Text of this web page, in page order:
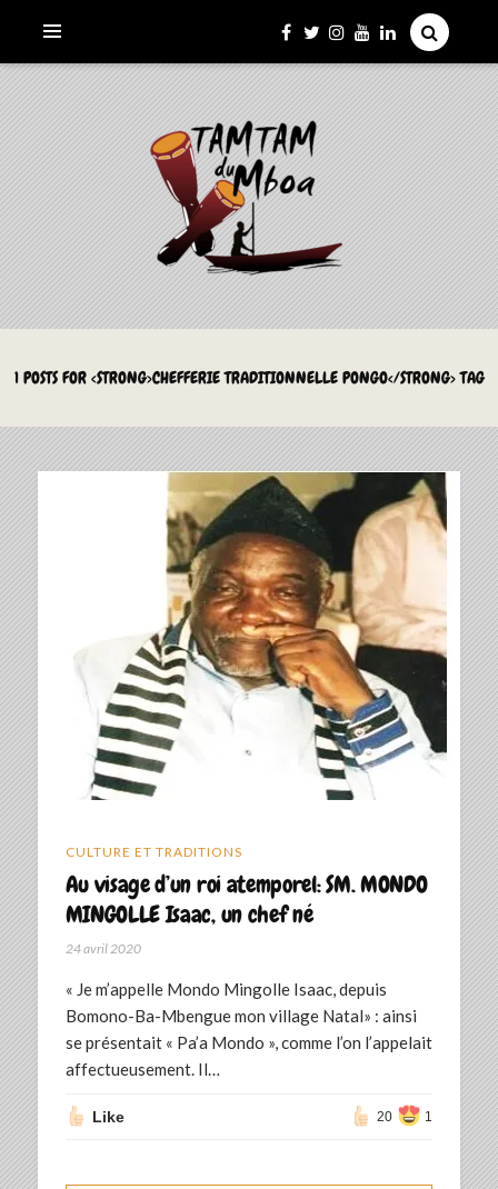
LE TAMTAM DU MBOA
La Culture du Mboa Dévoilée !
1 POSTS FOR <STRONG>CHEFFERIE TRADITIONNELLE PONGO</STRONG> TAG
CULTURE ET TRADITIONS
Au visage d’un roi atemporel: SM. MONDO
MINGOLLE Isaac, un chef né
24 avril 2020
« Je m’appelle Mondo Mingolle Isaac, depuis
Bomono-Ba-Mbengue mon village Natal» : ainsi
se présentait « Pa’a Mondo », comme l’on l’appelait
affectueusement. Il…
Like 20 1